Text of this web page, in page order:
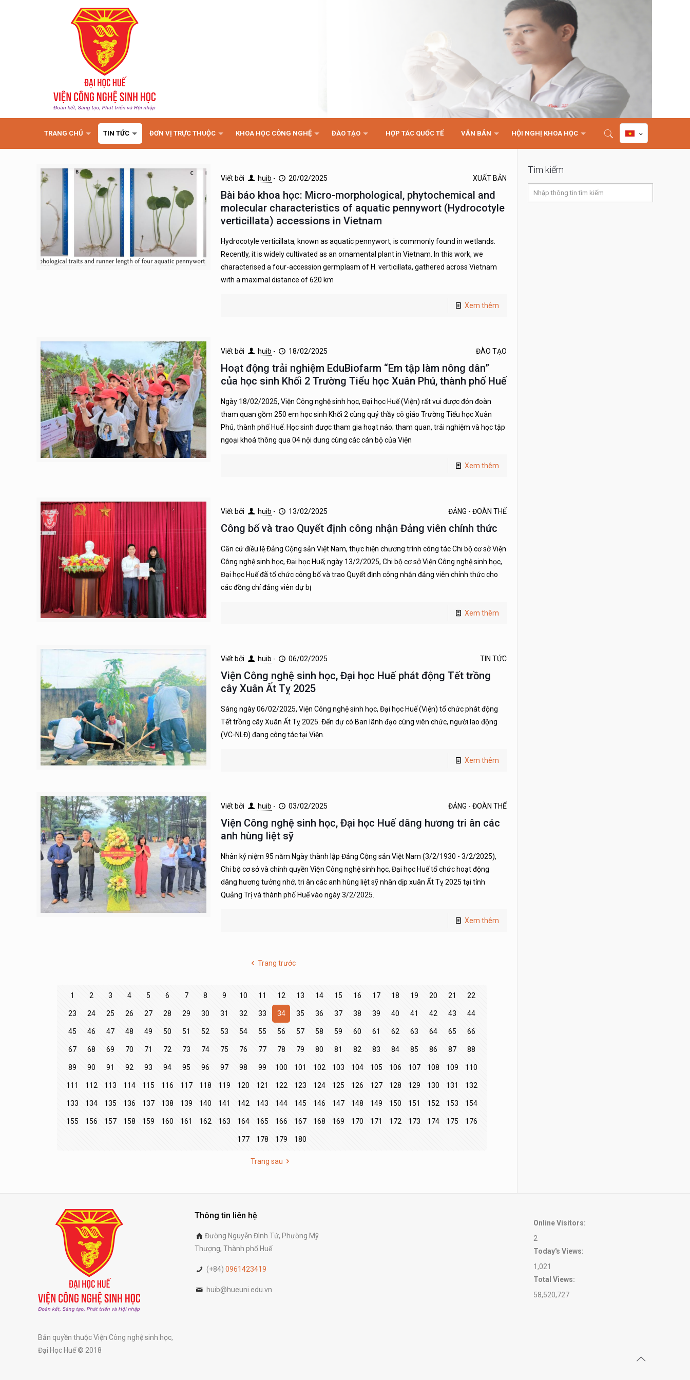
TRANG CHỦ TIN TỨC ĐƠN VỊ TRỰC THUỘC KHOA HỌC CÔNG NGHỆ ĐÀO TẠO HỢP TÁC QUỐC TẾ VĂN BẢN HỘI NGHỊ KHOA HỌC
Viết bởi huib - 20/02/2025 XUẤT BẢN
Bài báo khoa học: Micro-morphological, phytochemical and
molecular characteristics of aquatic pennywort (Hydrocotyle
verticillata) accessions in Vietnam
Hydrocotyle verticillata, known as aquatic pennywort, is commonly found in wetlands.
Recently, it is widely cultivated as an ornamental plant in Vietnam. In this work, we
characterised a four-accession germplasm of H. verticillata, gathered across Vietnam
with a maximal distance of 620 km
Xem thêm
Viết bởi huib - 18/02/2025 ĐÀO TẠO
Hoạt động trải nghiệm EduBiofarm “Em tập làm nông dân”
của học sinh Khối 2 Trường Tiểu học Xuân Phú, thành phố Huế
Ngày 18/02/2025, Viện Công nghệ sinh học, Đại học Huế (Viện) rất vui được đón đoàn
tham quan gồm 250 em học sinh Khối 2 cùng quý thầy cô giáo Trường Tiểu học Xuân
Phú, thành phố Huế. Học sinh được tham gia hoạt náo; tham quan, trải nghiệm và học tập
ngoại khoá thông qua 04 nội dung cùng các cán bộ của Viện
Xem thêm
Viết bởi huib - 13/02/2025 ĐẢNG - ĐOÀN THỂ
Công bố và trao Quyết định công nhận Đảng viên chính thức
Căn cứ điều lệ Đảng Cộng sản Việt Nam, thực hiện chương trình công tác Chi bộ cơ sở Viện
Công nghệ sinh học, Đại học Huế; ngày 13/2/2025, Chi bộ cơ sở Viện Công nghệ sinh học,
Đại học Huế đã tổ chức công bố và trao Quyết định công nhận đảng viên chính thức cho
các đồng chí đảng viên dự bị
Xem thêm
Viết bởi huib - 06/02/2025 TIN TỨC
Viện Công nghệ sinh học, Đại học Huế phát động Tết trồng
cây Xuân Ất Tỵ 2025
Sáng ngày 06/02/2025, Viện Công nghệ sinh học, Đại học Huế (Viện) tổ chức phát động
Tết trồng cây Xuân Ất Tỵ 2025. Đến dự có Ban lãnh đạo cùng viên chức, người lao động
(VC-NLĐ) đang công tác tại Viện.
Xem thêm
Viết bởi huib - 03/02/2025 ĐẢNG - ĐOÀN THỂ
Viện Công nghệ sinh học, Đại học Huế dâng hương tri ân các
anh hùng liệt sỹ
Nhân kỷ niệm 95 năm Ngày thành lập Đảng Cộng sản Việt Nam (3/2/1930 - 3/2/2025),
Chi bộ cơ sở và chính quyền Viện Công nghệ sinh học, Đại học Huế tổ chức hoạt động
dâng hương tưởng nhớ, tri ân các anh hùng liệt sỹ nhân dịp xuân Ất Tỵ 2025 tại tỉnh
Quảng Trị và thành phố Huế vào ngày 3/2/2025.
Xem thêm
Trang trước
1 2 3 4 5 6 7 8 9 10 11 12 13 14 15 16 17 18 19 20 21 22
23 24 25 26 27 28 29 30 31 32 33 34 35 36 37 38 39 40 41 42 43 44
45 46 47 48 49 50 51 52 53 54 55 56 57 58 59 60 61 62 63 64 65 66
67 68 69 70 71 72 73 74 75 76 77 78 79 80 81 82 83 84 85 86 87 88
89 90 91 92 93 94 95 96 97 98 99 100 101 102 103 104 105 106 107 108 109 110
111 112 113 114 115 116 117 118 119 120 121 122 123 124 125 126 127 128 129 130 131 132
133 134 135 136 137 138 139 140 141 142 143 144 145 146 147 148 149 150 151 152 153 154
155 156 157 158 159 160 161 162 163 164 165 166 167 168 169 170 171 172 173 174 175 176
177 178 179 180
Trang sau
Tìm kiếm
Bản quyền thuộc Viện Công nghệ sinh học,
Đại Học Huế © 2018
Thông tin liên hệ
Đường Nguyễn Đình Tứ, Phường Mỹ
Thượng, Thành phố Huế
(+84) 0961423419
huib@hueuni.edu.vn
Online Visitors:
2
Today's Views:
1,021
Total Views:
58,520,727